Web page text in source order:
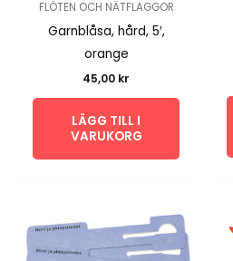
FLÖTEN OCH NÄTFLAGGOR
Garnblåsa, hård, 5′,
orange
45,00 kr
LÄGG TILL I
VARUKORG